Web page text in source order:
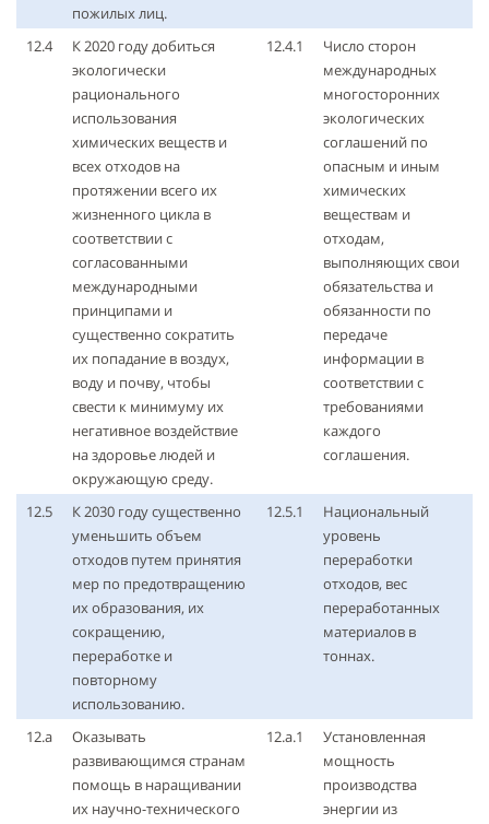
пожилых лиц.
12.4
К 2020 году добиться
экологически
рационального
использования
химических веществ и
всех отходов на
протяжении всего их
жизненного цикла в
соответствии с
согласованными
международными
принципами и
существенно сократить
их попадание в воздух,
воду и почву, чтобы
свести к минимуму их
негативное воздействие
на здоровье людей и
окружающую среду.
12.4.1
Число сторон
международных
многосторонних
экологических
соглашений по
опасным и иным
химических
веществам и
отходам,
выполняющих свои
обязательства и
обязанности по
передаче
информации в
соответствии с
требованиями
каждого
соглашения.
12.5
К 2030 году существенно
уменьшить объем
отходов путем принятия
мер по предотвращению
их образования, их
сокращению,
переработке и
повторному
использованию.
12.5.1
Национальный
уровень
переработки
отходов, вес
переработанных
материалов в
тоннах.
12.а
Оказывать
развивающимся странам
помощь в наращивании
их научно-технического
12.а.1
Установленная
мощность
производства
энергии из